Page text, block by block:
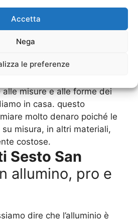
Accetta
Nega
le preferenze
secondo tempo o si
a riparare in modo da
che permetta
anche un’altra
misure e alle forme dei
in casa. questo
molto denaro poiché le
misura, in altri materiali,
costose.
Sesto San
allumino, pro e
dire che l’alluminio è